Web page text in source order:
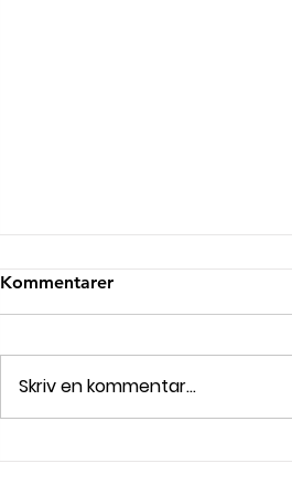
Kommentarer
Skriv en kommentar...